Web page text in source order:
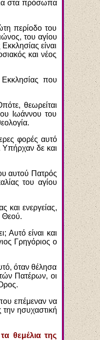
στα πρόσωπα
περίοδο του
του αγίου
είναι
και νέος
που
θεωρείται
Ιωάννου του
φορές αυτό
Υπήρχαν δε και
αυτού Πατρός
του αγίου
και ενεργείας,
Θεού.
Αυτό είναι και
Γρηγόριος ο
όταν θέλησα
Πατέρων, οι
επέμεναν να
ησυχαστική
θεμέλια της